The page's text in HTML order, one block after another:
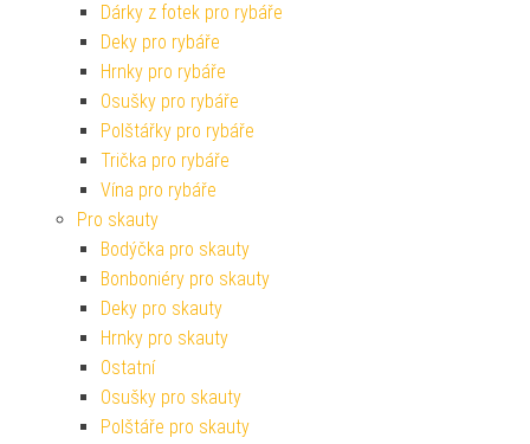
Dárky z fotek pro rybáře
Deky pro rybáře
Hrnky pro rybáře
Osušky pro rybáře
Polštářky pro rybáře
Trička pro rybáře
Vína pro rybáře
Pro skauty
Bodýčka pro skauty
Bonboniéry pro skauty
Deky pro skauty
Hrnky pro skauty
Ostatní
Osušky pro skauty
Polštáře pro skauty